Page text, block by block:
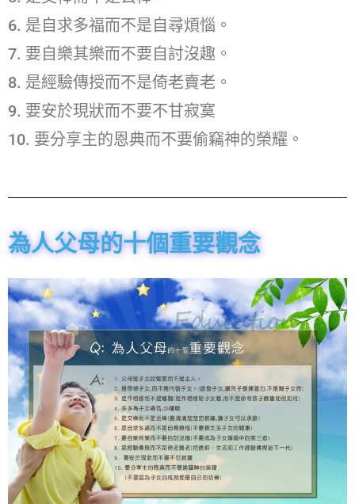
6. 是自求多福而不是自尋煩惱。
7. 要自樂其樂而不要自討沒趣。
8. 是經驗傳授而不是倚老賣老。
9. 要安於現狀而不要不甘寂寞
10. 要分享主的恩典而不要偷竊神的榮耀。
為人父母的十個重要觀念